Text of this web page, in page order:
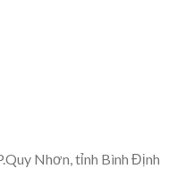
Nhơn, tỉnh Bình Định